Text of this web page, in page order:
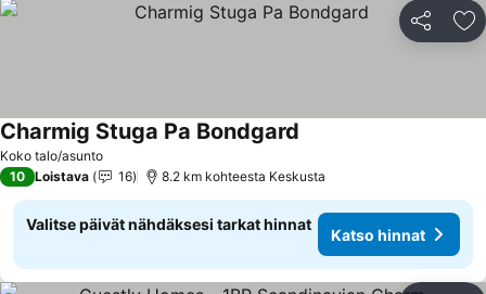
Jaa
Koko talo/asunto
Charmig Stuga Pa Bondgard
10 Loistava 16 8.2 km kohteesta Keskusta
Valitse päivät nähdäksesi tarkat hinnat
Katso hinnat